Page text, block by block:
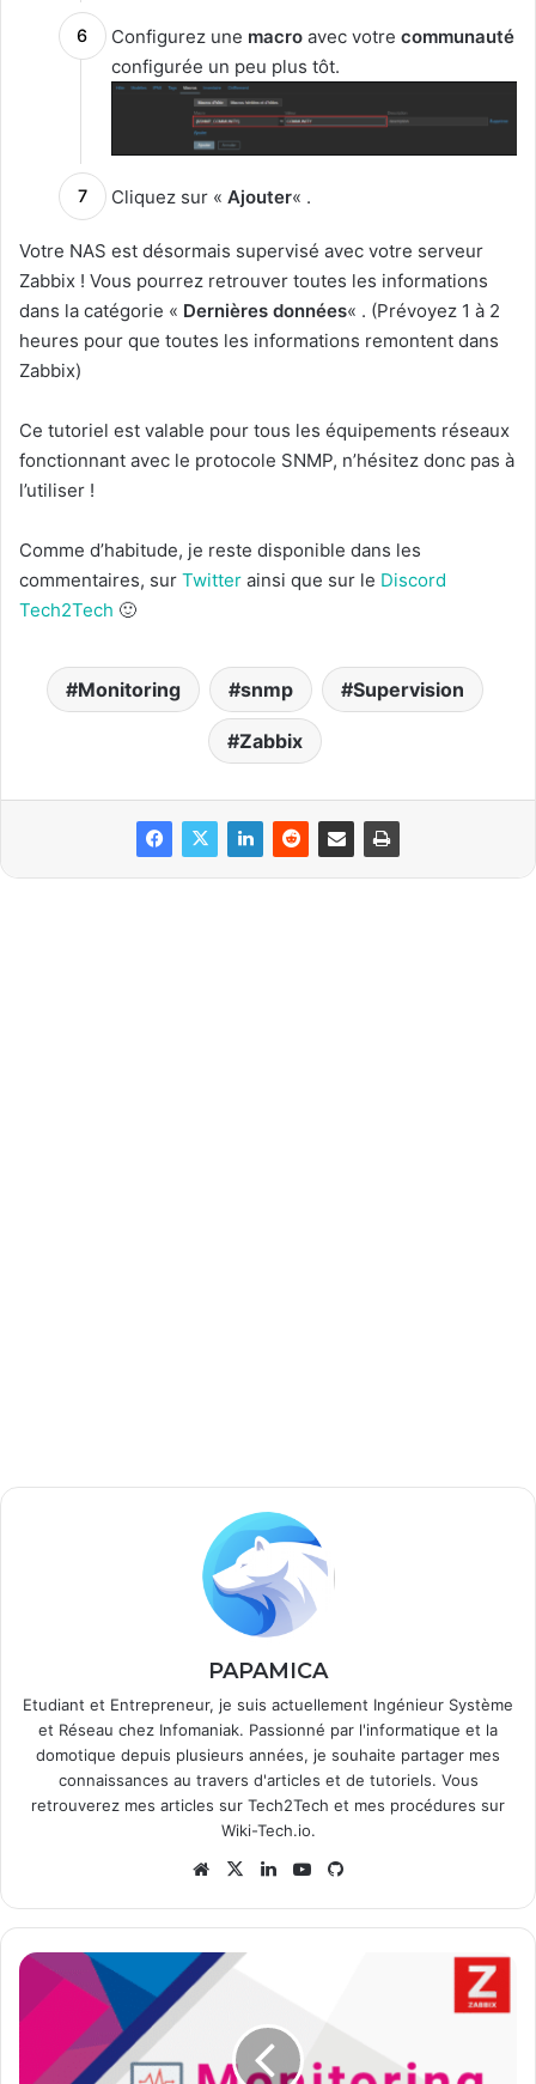
Configurez une macro avec votre communauté
configurée un peu plus tôt.
Cliquez sur « Ajouter« .
Votre NAS est désormais supervisé avec votre serveur
Zabbix ! Vous pourrez retrouver toutes les informations
dans la catégorie « Dernières données« . (Prévoyez 1 à 2
heures pour que toutes les informations remontent dans
Zabbix)
Ce tutoriel est valable pour tous les équipements réseaux
fonctionnant avec le protocole SNMP, n’hésitez donc pas à
l’utiliser !
Comme d’habitude, je reste disponible dans les
commentaires, sur Twitter ainsi que sur le Discord
Tech2Tech 🙂
Monitoring snmp Supervision
Zabbix
PAPAMICA
Etudiant et Entrepreneur, je suis actuellement Ingénieur Système
et Réseau chez Infomaniak. Passionné par l'informatique et la
domotique depuis plusieurs années, je souhaite partager mes
connaissances au travers d'articles et de tutoriels. Vous
retrouverez mes articles sur Tech2Tech et mes procédures sur
Wiki-Tech.io.
Website
X LinkedinYouTube
Monitoring
Configuration
d'un